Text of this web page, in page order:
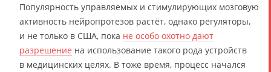
Популярность управляемых и стимулирующих мозговую
активность нейропротезов растёт, однако регуляторы,
и не только в США, пока не особо охотно дают
разрешение на использование такого рода устройств
в медицинских целях. В тоже время, процесс начался